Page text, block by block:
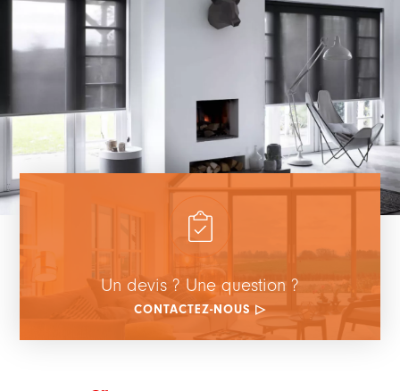
Un devis ? Une question ?
CONTACTEZ-NOUS ▷